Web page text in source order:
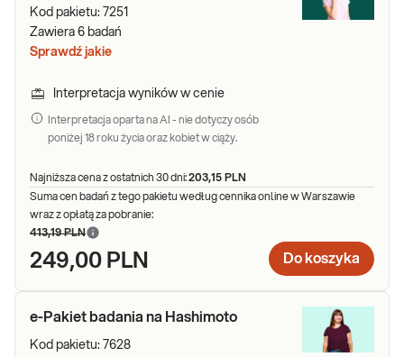
Kategoria – Choroby i dolegliwości
pakietów badań. Specjalistycznie skomponowane składy pakietów
zaburzeń gruczołów układu pokarmowego – wątroby i
celiakii, w której źródłem dolegliwości jest spożywanie
glutenu,
zapalenia stawów,
Kod pakietu: 7251
Zawiera 6 badań
Sprawdź jakie
Interpretacja wyników w cenie
Interpretacja oparta na AI - nie dotyczy osób
poniżej 18 roku życia oraz kobiet w ciąży.
Najniższa cena z ostatnich 30 dni:203,15 PLN
Suma cen badań z tego pakietu według cennika online w Warszawie
wraz z opłatą za pobranie:
413,19 PLN
249,00 PLN Do koszyka
e-Pakiet badania na Hashimoto
Kod pakietu: 7628